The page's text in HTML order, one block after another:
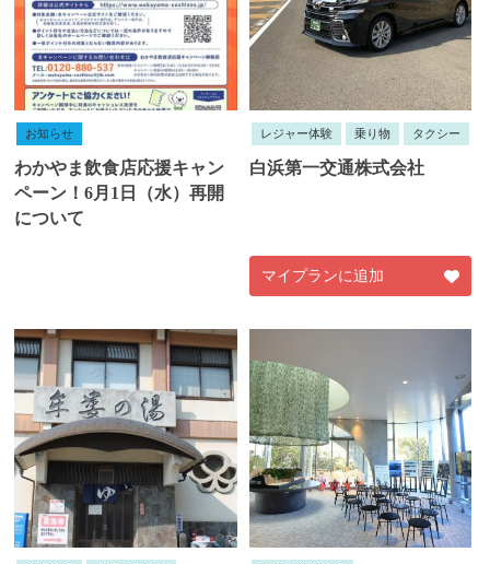
お知らせ
わかやま飲食店応援キャン
ペーン！6月1日（水）再開
について
レジャー体験 乗り物 タクシー
白浜第一交通株式会社
マイプランに追加